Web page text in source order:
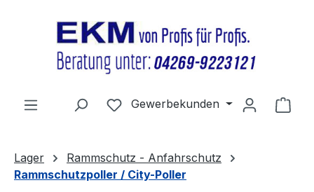
Du hast 0 Produkte auf dem
Gewerbekunden
Lager
Rammschutz - Anfahrschutz
Rammschutzpoller / City-Poller